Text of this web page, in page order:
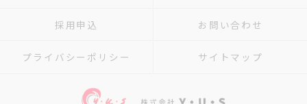
採用申込 お問い合わせ
プライバシーポリシー サイトマップ